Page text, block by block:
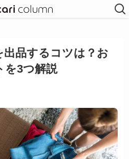
品するコツは？お
を3つ解説